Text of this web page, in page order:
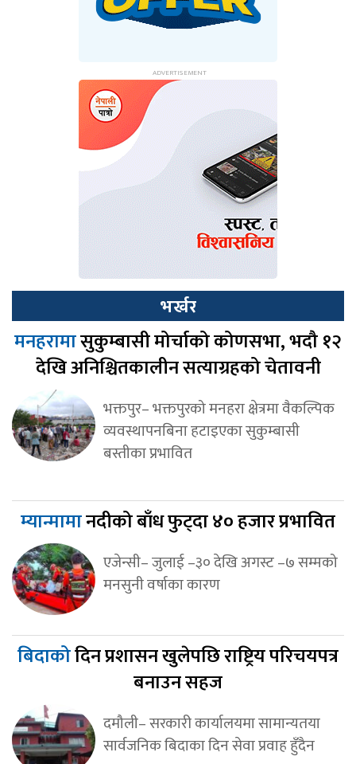
भर्खर
मनहरामासुकुम्बासी मोर्चाको कोणसभा, भदौ १२
देखि अनिश्चितकालीन सत्याग्रहको चेतावनी
भक्तपुर– भक्तपुरको मनहरा क्षेत्रमा वैकल्पिक
व्यवस्थापनबिना हटाइएका सुकुम्बासी
बस्तीका प्रभावित
म्यान्मामानदीको बाँध फुट्दा ४० हजार प्रभावित
एजेन्सी– जुलाई –३० देखि अगस्ट –७ सम्मको
मनसुनी वर्षाका कारण
बिदाकोदिन प्रशासन खुलेपछि राष्ट्रिय परिचयपत्र
बनाउन सहज
दमौली– सरकारी कार्यालयमा सामान्यतया
सार्वजनिक बिदाका दिन सेवा प्रवाह हुँदैन